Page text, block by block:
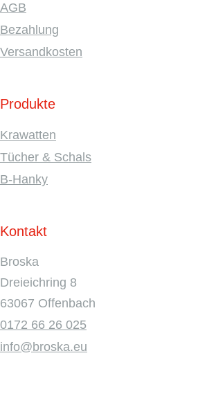
AGB
Bezahlung
Versandkosten
Produkte
Krawatten
Tücher & Schals
B-Hanky
Kontakt
Broska
Dreieichring 8
63067 Offenbach
0172 66 26 025
info@broska.eu